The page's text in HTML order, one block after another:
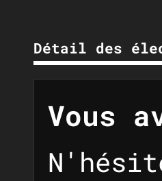
Détail des
Vous